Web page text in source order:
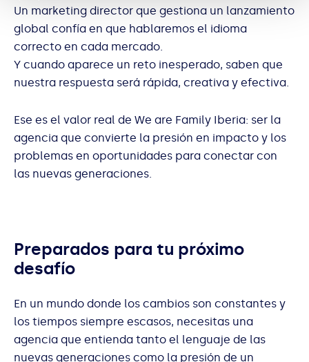
Un marketing director que gestiona un lanzamiento
global confía en que hablaremos el idioma
correcto en cada mercado.
Y cuando aparece un reto inesperado, saben que
nuestra respuesta será rápida, creativa y efectiva.
Ese es el valor real de We are Family Iberia: ser la
agencia que convierte la presión en impacto y los
problemas en oportunidades para conectar con
las nuevas generaciones.
Preparados para tu próximo
desafío
En un mundo donde los cambios son constantes y
los tiempos siempre escasos, necesitas una
agencia que entienda tanto el lenguaje de las
nuevas generaciones como la presión de un